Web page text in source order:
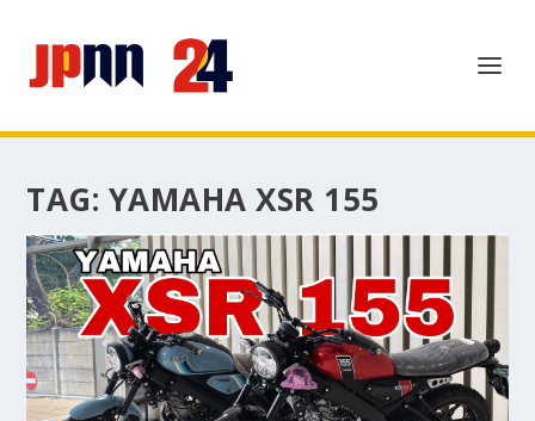
TAG: YAMAHA XSR 155